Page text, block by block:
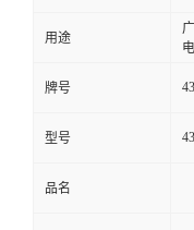
用途
牌号
型号
品名